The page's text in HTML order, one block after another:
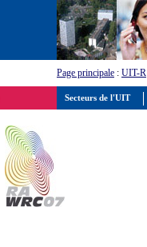
Page principale : UIT-R
Secteurs de l'UIT